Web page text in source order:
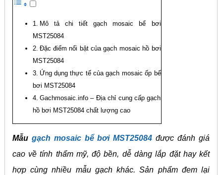
Mô tả chi tiết gạch mosaic bể bơi
MST25084
Đặc điểm nổi bật của gạch mosaic hồ bơi
MST25084
Ứng dụng thực tế của gạch mosaic ốp bể
bơi MST25084
Gachmosaic.info – Địa chỉ cung cấp gạch
hồ bơi MST25084 chất lượng cao
Mẫu gạch mosaic bể bơi MST25084 được đánh giá
cao về tính thẩm mỹ, độ bền, dễ dàng lắp đặt hay kết
hợp cùng nhiều mẫu gạch khác. Sản phẩm đem lại